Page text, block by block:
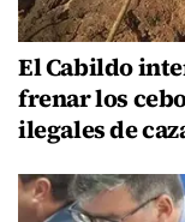
El Cabildo
frenar los
ilegales de